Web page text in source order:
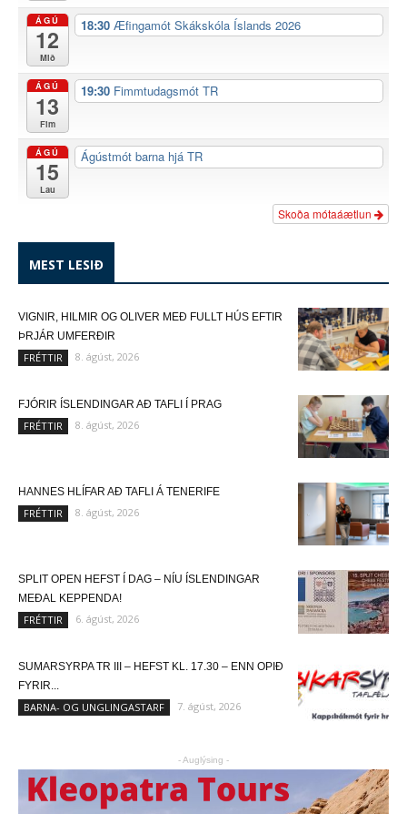
ÁGÚ
12
Mið
18:30 Æfingamót Skákskóla Íslands 2026
ÁGÚ
13
Fim
19:30 Fimmtudagsmót TR
ÁGÚ
15
Lau
Ágústmót barna hjá TR
Skoða mótaáætlun
MEST LESIÐ
VIGNIR, HILMIR OG OLIVER MEÐ FULLT HÚS EFTIR
ÞRJÁR UMFERÐIR
FRÉTTIR 8. ágúst, 2026
FJÓRIR ÍSLENDINGAR AÐ TAFLI Í PRAG
FRÉTTIR 8. ágúst, 2026
HANNES HLÍFAR AÐ TAFLI Á TENERIFE
FRÉTTIR 8. ágúst, 2026
SPLIT OPEN HEFST Í DAG – NÍU ÍSLENDINGAR
MEÐAL KEPPENDA!
FRÉTTIR 6. ágúst, 2026
SUMARSYRPA TR III – HEFST KL. 17.30 – ENN OPIÐ
FYRIR...
BARNA- OG UNGLINGASTARF 7. ágúst, 2026
- Auglýsing -